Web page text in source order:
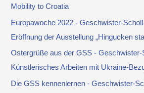
Mobility to Croatia
Europawoche 2022 - Geschwister-
Eröffnung der Ausstellung „Hingucken
Ostergrüße aus der GSS -
Künstlerisches Arbeiten mit Ukraine-
Die GSS kennenlernen - Geschwister-